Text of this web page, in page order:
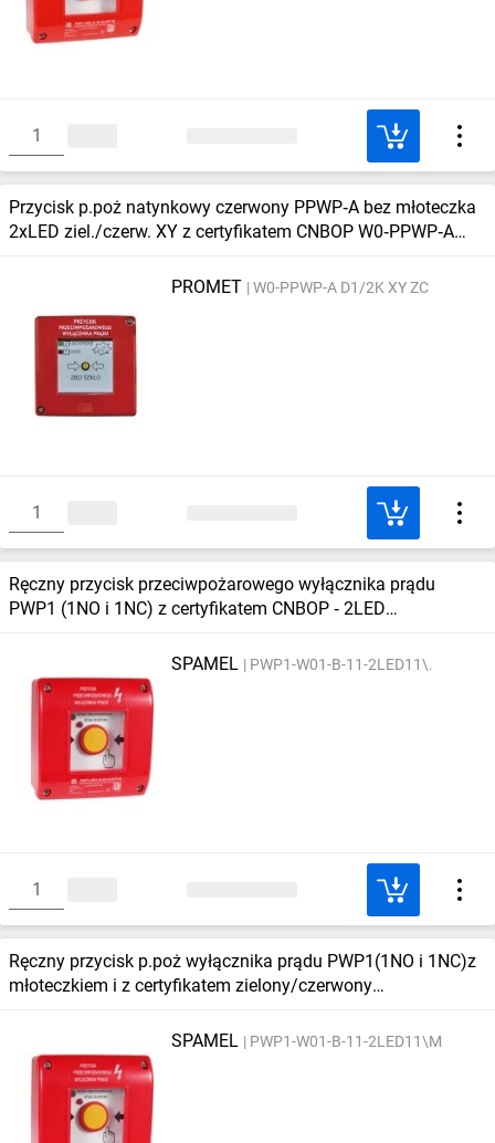
Przycisk p.poż natynkowy czerwony PPWP‑A bez młoteczka
2xLED ziel./czerw. XY z certyfikatem CNBOP W0‑PPWP‑A
PROMET
W0-PPWP-A D1/2K XY ZC
Ręczny przycisk przeciwpożarowego wyłącznika prądu
PWP1 (1NO i 1NC) z certyfikatem CNBOP ‑ 2LED
SPAMEL
PWP1-W01-B-11-2LED11\.
Ręczny przycisk p.poż wyłącznika prądu PWP1(1NO i 1NC)z
młoteczkiem i z certyfikatem zielony/czerwony
SPAMEL
PWP1-W01-B-11-2LED11\M